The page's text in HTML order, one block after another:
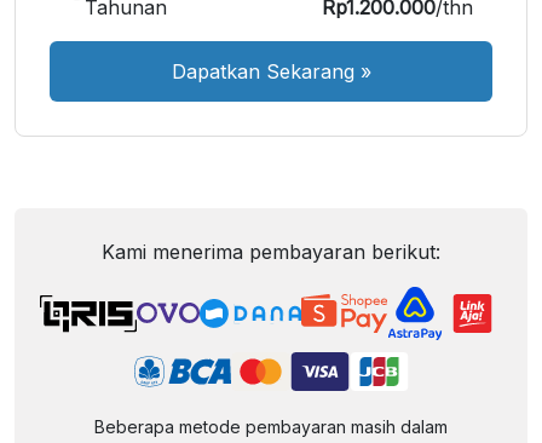
Tahunan
Rp1.200.000/thn
Dapatkan Sekarang »
Kami menerima pembayaran berikut:
Beberapa metode pembayaran masih dalam